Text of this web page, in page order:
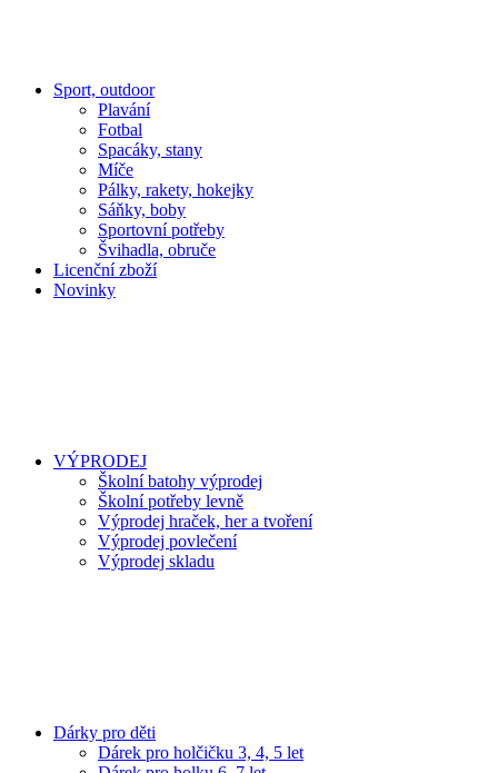
Sport, outdoor
Plavání
Fotbal
Spacáky, stany
Míče
Pálky, rakety, hokejky
Sáňky, boby
Sportovní potřeby
Švihadla, obruče
Licenční zboží
Novinky
VÝPRODEJ
Školní batohy výprodej
Školní potřeby levně
Výprodej hraček, her a tvoření
Výprodej povlečení
Výprodej skladu
Dárky pro děti
Dárek pro holčičku 3, 4, 5 let